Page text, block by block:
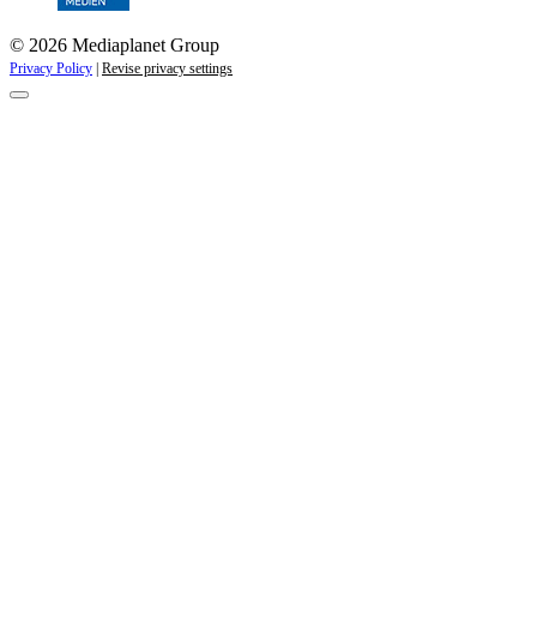
© 2026 Mediaplanet Group
Privacy Policy Revise privacy settings